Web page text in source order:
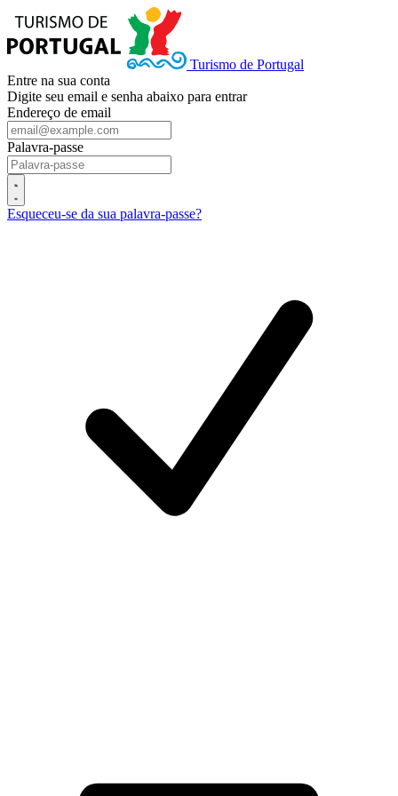
Turismo de Portugal
Entre na sua conta
Digite seu email e senha abaixo para entrar
Endereço de email
Palavra-passe
Esqueceu-se da sua palavra-passe?